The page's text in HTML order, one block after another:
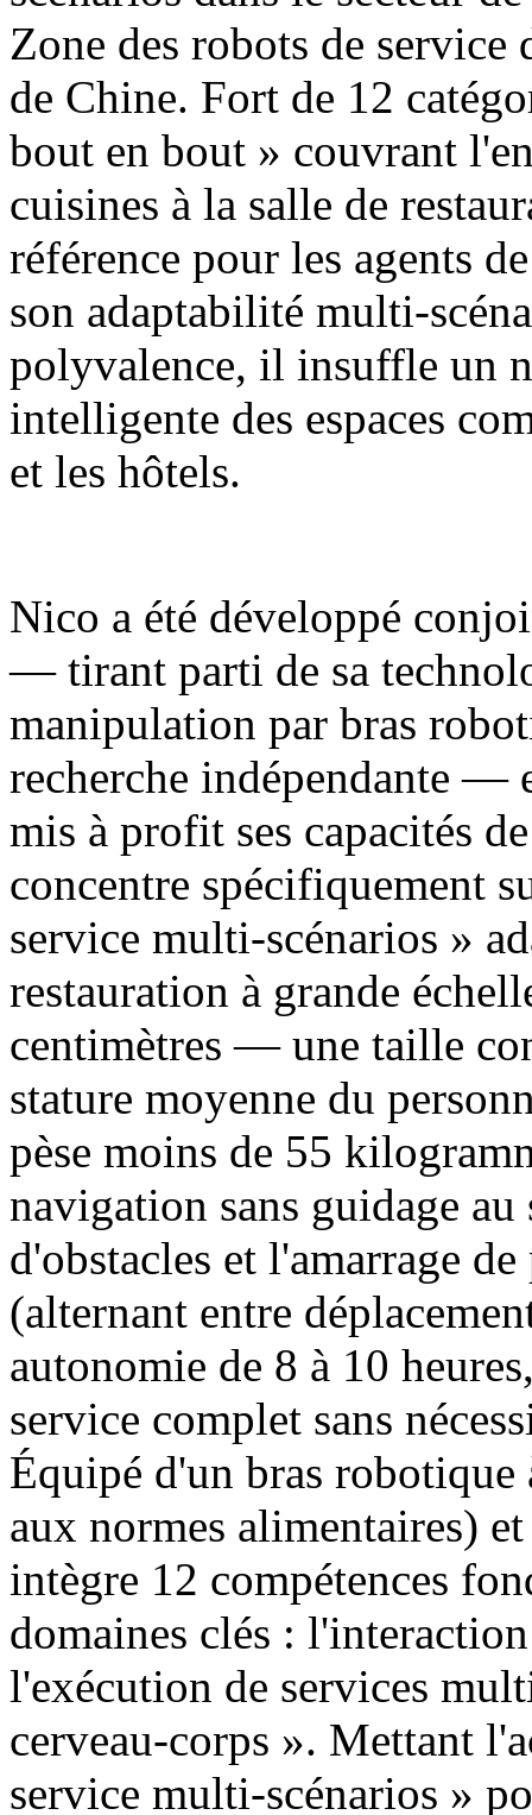
Zone des robots de
de Chine. Fort de 12
bout en bout » couvrant
cuisines à la salle de
référence pour les agents
son adaptabilité multi-
polyvalence, il insuffle un
intelligente des espaces
et les hôtels.
Nico a été développé
— tirant parti de sa
manipulation par bras
recherche indépendante —
mis à profit ses capacités
concentre spécifiquement
service multi-scénarios »
restauration à grande
centimètres — une taille
stature moyenne du
pèse moins de 55
navigation sans guidage
d'obstacles et l'amarrage
(alternant entre
autonomie de 8 à 10
service complet sans
Équipé d'un bras
aux normes alimentaires)
intègre 12 compétences
domaines clés :
l'exécution de services
cerveau-corps ». Mettant
service multi-scénarios »